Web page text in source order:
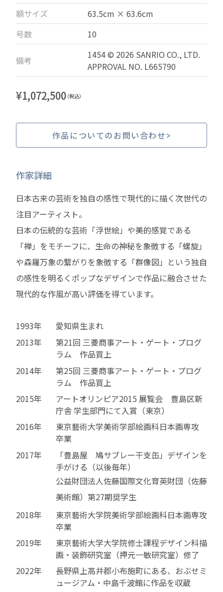
額サイズ
63.5cm × 63.6cm
号数
10
備考
1454 © 2026 SANRIO CO., LTD.
APPROVAL NO. L665790
¥1,072,500 （税込）
作品についてのお問い合わせ
作家詳細
日本古来の芸術を独自の感性で現代的に描く次世代の
注目アーティスト。
日本の伝統的な芸術「浮世絵」や美的感覚である
「禅」をモチーフに、生命の神秘を象徴する「螺旋」
や森羅万象の繋がりを象徴する「群像図」という独自
の感性を明るくポップなデザインで作品に融合させた
現代的な作風が高い評価を得ています。
1993年
愛知県生まれ
2013年
第21回 三菱商事アート・ゲート・プログ
ラム 作品買上
2014年
第25回 三菱商事アート・ゲート・プログ
ラム 作品買上
2015年
アートオリンピア2015 展覧会 豊島区新
庁舎 学生部門にて入賞（東京）
2016年
東京藝術大学美術学部絵画科日本画専攻
卒業
2017年
「豊島屋 鳩サブレー干支缶」デザインを
手がける（以後毎年）
公益財団法人佐藤国際文化育英財団（佐藤
美術館）第27期奨学生
2018年
東京藝術大学院美術学部絵画科日本画専攻
卒業
2019年
東京藝術大学大学院修士課程デザイン科描
画・装飾研究室（押元一敏研究室）修了
2022年
長野県上高井郡小布施町にある、おぶせミ
ュージアム・中島千波館に作品を収蔵